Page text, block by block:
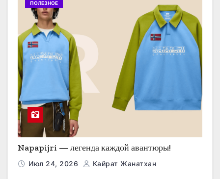
ПОЛЕЗНОЕ
Napapijri — легенда каждой авантюры!
Июл 24, 2026 Кайрат Жанатхан